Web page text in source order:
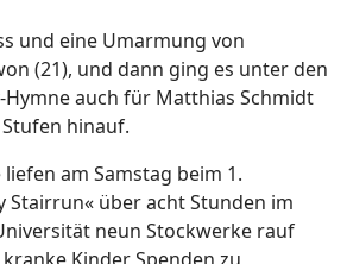
und eine Umarmung von
(21), und dann ging es unter den
Hymne auch für Matthias Schmidt
hinauf.
am Samstag beim 1.
Stairrun« über acht Stunden im
neun Stockwerke rauf